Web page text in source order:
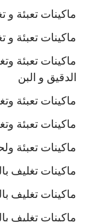
ماكينات تعبئة و
ماكينات تعبئة و
ماكينات تعبئة
الدقيق و البن
ماكينات تعبئة
ماكينات تعبئة
ماكينات تعبئة
ماكينات تغليف
ماكينات تغليف
ماكينات تغليف